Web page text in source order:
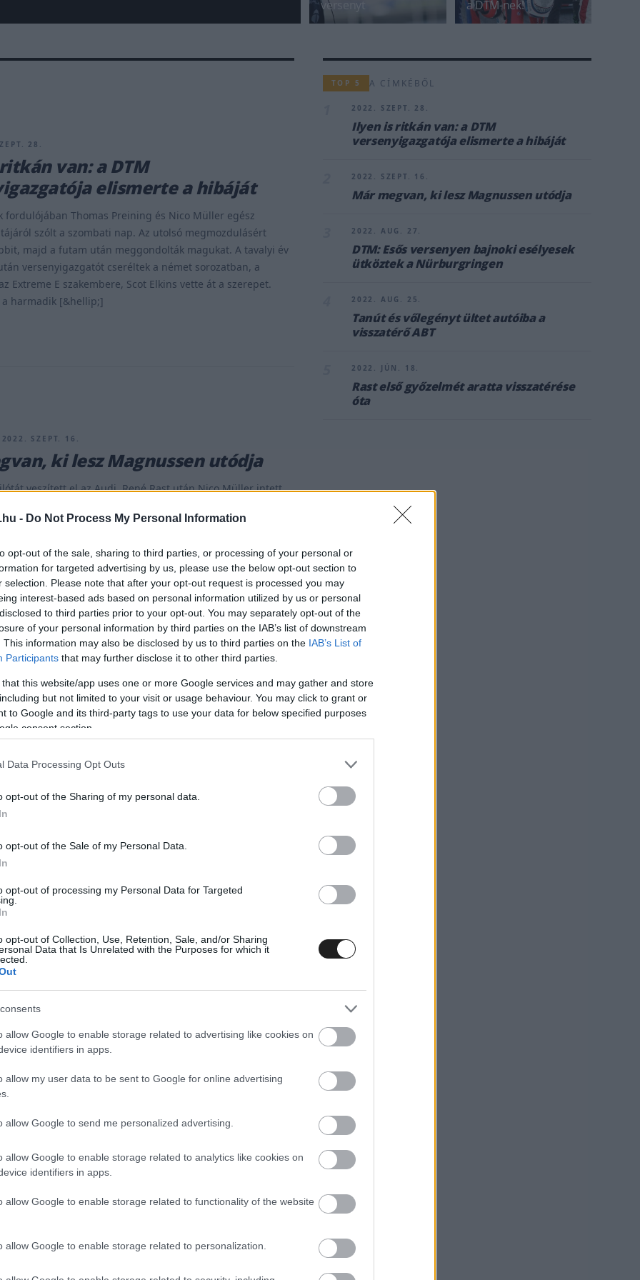
- Do Not Process My Personal Information
opt-out of the sale, sharing to third parties, or processing of your personal or
for targeted advertising by us, please use the below opt-out section to
selection. Please note that after your opt-out request is processed you may
interest-based ads based on personal information utilized by us or personal
to third parties prior to your opt-out. You may separately opt-out of the
of your personal information by third parties on the IAB’s list of downstream
This information may also be disclosed by us to third parties on the IAB’s List of
Participants that may further disclose it to other third parties.
that this website/app uses one or more Google services and may gather and store
but not limited to your visit or usage behaviour. You may click to grant or
to Google and its third-party tags to use your data for below specified purposes
consent section.
Data Processing Opt Outs
opt-out of the Sharing of my personal data.
opt-out of the Sale of my Personal Data.
opt-out of processing my Personal Data for Targeted
opt-out of Collection, Use, Retention, Sale, and/or Sharing
Data that Is Unrelated with the Purposes for which it
allow Google to enable storage related to advertising like cookies on
identifiers in apps.
allow my user data to be sent to Google for online advertising
allow Google to send me personalized advertising.
allow Google to enable storage related to analytics like cookies on
identifiers in apps.
allow Google to enable storage related to functionality of the website
allow Google to enable storage related to personalization.
versenyt a DTM-nek!
28.
van: a DTM
elismerte a hibáját
fordulójában Thomas Preining és Nico Müller egész
szólt a szombati nap. Az utolsó megmozdulásért
majd a futam után meggondolták magukat. A tavalyi év
versenyigazgatót cseréltek a német sorozatban, a
Extreme E szakembere, Scot Elkins vette át a szerepet.
harmadik [&hellip;]
SZEPT. 16.
ki lesz Magnussen utódja
veszített el az Audi, René Rast után Nico Müller intett
kerül majd a svájci, a Peugeot Hypercar
Kevin Magnussen visszatért az F1-be, hatan
azonban [&hellip;]
27.
versenyen bajnoki esélyesek
a Nürburgringen
több órával eltörölték az időmérőt – a bajnoki pontverseny
rajtrácsra az autók – végül elindulhatott a szombati DTM
Fraga között dől majd el a győzelem sorsa. A Ferrarival
előzésekkel tört az élre, a verseny [&hellip;]
25.
vőlegényt ültet autóiba a
ABT
nélkül, de visszatér az Abt a Formula E-be. Pilótáik azonban
ismerős arcok lesznek. Két korábbi gyári Audi pilóta
Frijns volt Nico Müller keddi esküvőjén a tanú. Mindketten
18.
TOP 5 A CÍMKÉBŐL
2022. SZEPT. 28.
Ilyen is ritkán van: a DTM
versenyigazgatója elismerte a hibáját
2022. SZEPT. 16.
Már megvan, ki lesz Magnussen utódja
2022. AUG. 27.
DTM: Esős versenyen bajnoki esélyesek
ütköztek a Nürburgringen
2022. AUG. 25.
Tanút és vőlegényt ültet autóiba a
visszatérő ABT
2022. JÚN. 18.
Rast első győzelmét aratta visszatérése
óta